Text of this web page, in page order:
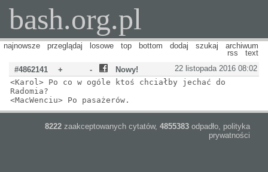
bash.org.pl
najnowsze przeglądaj losowe top bottom dodaj szukaj
archiwum
rss
text
22 listopada 2016 08:02
#4862141 + -
Nowy!
<Karol> Po co w ogóle ktoś chciałby jechać do
Radomia?
<MacWenciu> Po pasażerów.
8222 zaakceptowanych cytatów, 4855383 odpadło, polityka
prywatności